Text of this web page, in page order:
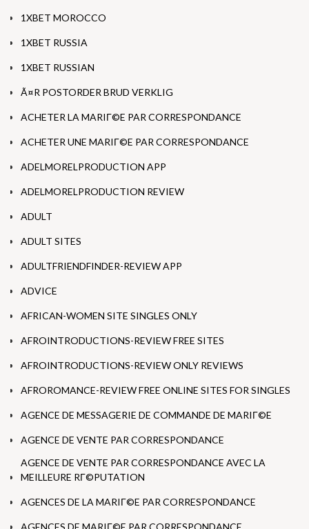
1XBET MOROCCO
1XBET RUSSIA
1XBET RUSSIAN
Ã¤R POSTORDER BRUD VERKLIG
ACHETER LA MARIГ©E PAR CORRESPONDANCE
ACHETER UNE MARIГ©E PAR CORRESPONDANCE
ADELMORELPRODUCTION APP
ADELMORELPRODUCTION REVIEW
ADULT
ADULT SITES
ADULTFRIENDFINDER-REVIEW APP
ADVICE
AFRICAN-WOMEN SITE SINGLES ONLY
AFROINTRODUCTIONS-REVIEW FREE SITES
AFROINTRODUCTIONS-REVIEW ONLY REVIEWS
AFROROMANCE-REVIEW FREE ONLINE SITES FOR SINGLES
AGENCE DE MESSAGERIE DE COMMANDE DE MARIГ©E
AGENCE DE VENTE PAR CORRESPONDANCE
AGENCE DE VENTE PAR CORRESPONDANCE AVEC LA
MEILLEURE RГ©PUTATION
AGENCES DE LA MARIГ©E PAR CORRESPONDANCE
AGENCES DE MARIГ©E PAR CORRESPONDANCE